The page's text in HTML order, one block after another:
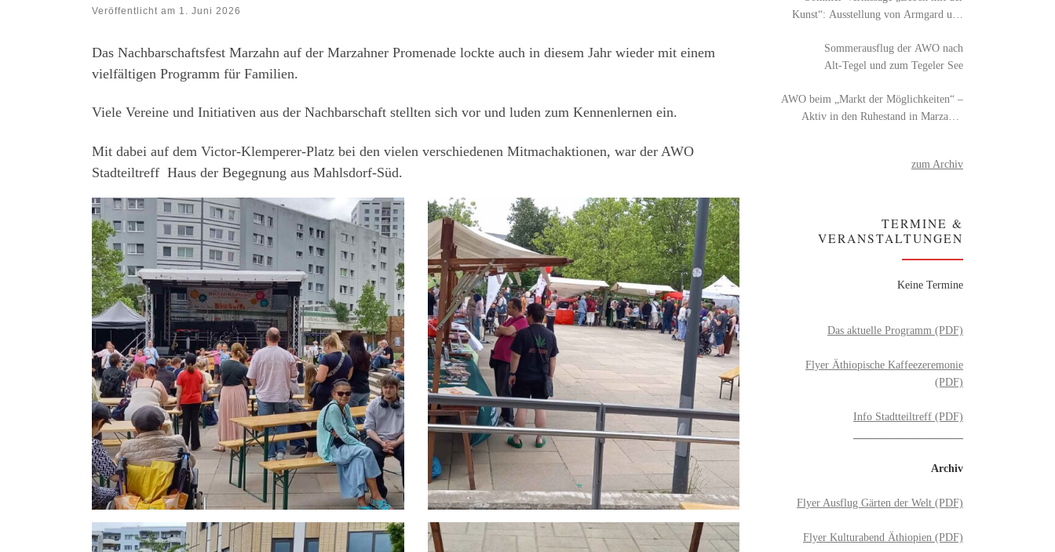
Veröffentlicht am 1. Juni 2026
Das Nachbarschaftsfest Marzahn auf der Marzahner Promenade lockte auch in diesem Jahr wieder mit einem
vielfältigen Programm für Familien.
Viele Vereine und Initiativen aus der Nachbarschaft stellten sich vor und luden zum Kennenlernen ein.
Mit dabei auf dem Victor-Klemperer-Platz bei den vielen verschiedenen Mitmachaktionen, war der AWO
Stadteiltreff Haus der Begegnung aus Mahlsdorf-Süd.
Kunst“: Ausstellung von Armgard und
Sommerausflug der AWO nach
Alt‑Tegel und zum Tegeler See
AWO beim „Markt der Möglichkeiten“ –
Aktiv in den Ruhestand in Marzahn-
zum Archiv
TERMINE &
VERANSTALTUNGEN
Keine Termine
Das aktuelle Programm (PDF)
Flyer Äthiopische Kaffeezeremonie
(PDF)
Info Stadtteiltreff (PDF)
Archiv
Flyer Ausflug Gärten der Welt (PDF)
Flyer Kulturabend Äthiopien (PDF)